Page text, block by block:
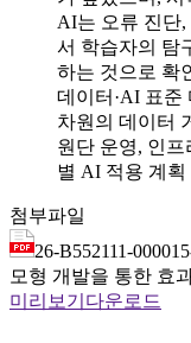
AI는 오류 진단,
서 학습자의 탐
하는 것으로 확
데이터·AI 표준
차원의 데이터
원단 운영, 인
별 AI 적용 계
첨부파일
26-B552111-
모형 개발을 통한 효
미리보기 다운로드